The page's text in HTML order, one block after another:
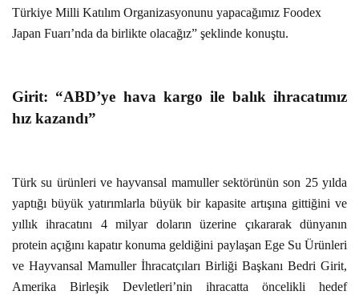
Türkiye Milli Katılım Organizasyonunu yapacağımız Foodex
Japan Fuarı’nda da birlikte olacağız” şeklinde konuştu.
Girit: “ABD’ye hava kargo ile balık ihracatımız
hız kazandı”
Türk su ürünleri ve hayvansal mamuller sektörünün son 25 yılda
yaptığı büyük yatırımlarla büyük bir kapasite artışına gittiğini ve
yıllık ihracatını 4 milyar doların üzerine çıkararak dünyanın
protein açığını kapatır konuma geldiğini paylaşan Ege Su Ürünleri
ve Hayvansal Mamuller İhracatçıları Birliği Başkanı Bedri Girit,
Amerika Birleşik Devletleri’nin ihracatta öncelikli hedef